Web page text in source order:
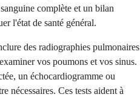
complète et un bilan
l'état de santé général.
des radiographies pulmonaires
vos poumons et vos sinus.
un échocardiogramme ou
nécessaires. Ces tests aident à